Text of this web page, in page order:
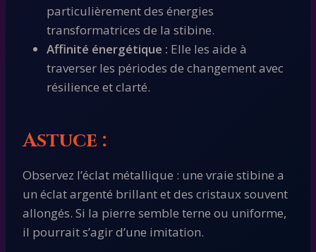
particulièrement des énergies
transformatrices de la stibine.
Affinité énergétique : Elle les aide à
traverser les périodes de changement avec
résilience et clarté.
Astuce :
Observez l’éclat métallique : une vraie stibine a
un éclat argenté brillant et des cristaux souvent
allongés. Si la pierre semble terne ou uniforme,
il pourrait s’agir d’une imitation.